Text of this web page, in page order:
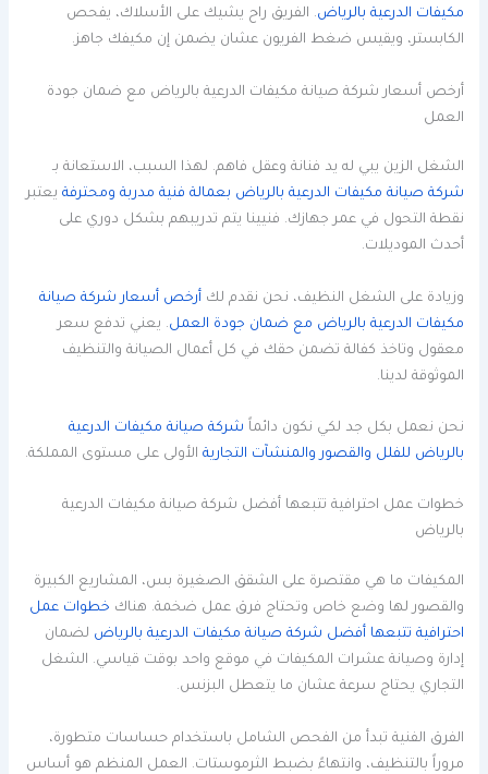
مكيفات الدرعية بالرياض. الفريق راح يشيك على الأسلاك، يفحص
الكابستر، ويقيس ضغط الفريون عشان يضمن إن مكيفك جاهز.
أرخص أسعار شركة صيانة مكيفات الدرعية بالرياض مع ضمان جودة
العمل
الشغل الزين يبي له يد فنانة وعقل فاهم. لهذا السبب، الاستعانة بـ
شركة صيانة مكيفات الدرعية بالرياض بعمالة فنية مدربة ومحترفة يعتبر
نقطة التحول في عمر جهازك. فنيينا يتم تدريبهم بشكل دوري على
أحدث الموديلات.
وزيادة على الشغل النظيف، نحن نقدم لك أرخص أسعار شركة صيانة
مكيفات الدرعية بالرياض مع ضمان جودة العمل. يعني تدفع سعر
معقول وتاخذ كفالة تضمن حقك في كل أعمال الصيانة والتنظيف
الموثوقة لدينا.
نحن نعمل بكل جد لكي نكون دائماً شركة صيانة مكيفات الدرعية
بالرياض للفلل والقصور والمنشآت التجارية الأولى على مستوى المملكة.
خطوات عمل احترافية تتبعها أفضل شركة صيانة مكيفات الدرعية
بالرياض
المكيفات ما هي مقتصرة على الشقق الصغيرة بس، المشاريع الكبيرة
والقصور لها وضع خاص وتحتاج فرق عمل ضخمة. هناك خطوات عمل
احترافية تتبعها أفضل شركة صيانة مكيفات الدرعية بالرياض لضمان
إدارة وصيانة عشرات المكيفات في موقع واحد بوقت قياسي. الشغل
التجاري يحتاج سرعة عشان ما يتعطل البزنس.
الفرق الفنية تبدأ من الفحص الشامل باستخدام حساسات متطورة،
مروراً بالتنظيف، وانتهاءً بضبط الثرموستات. العمل المنظم هو أساس